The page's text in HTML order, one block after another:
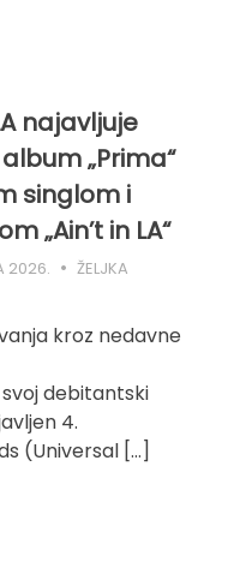
najavljuje
„Prima“
singlom i
„Ain’t in LA“
2026.
ŽELJKA
kroz nedavne
debitantski
4.
(Universal […]